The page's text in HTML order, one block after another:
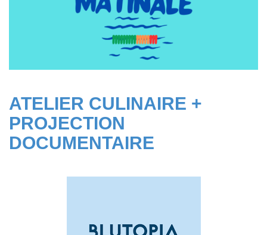
ATELIER CULINAIRE +
PROJECTION
DOCUMENTAIRE